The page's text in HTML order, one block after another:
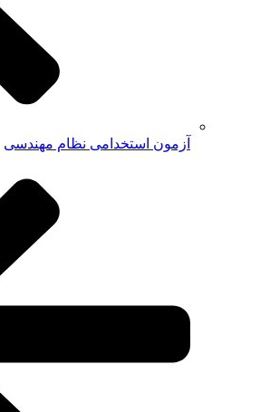
آزمون استخدامی نظام مهندسی